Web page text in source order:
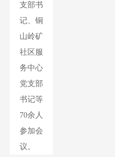
支部书
记、铜
山岭矿
社区服
务中心
党支部
书记等
70余人
参加会
议。